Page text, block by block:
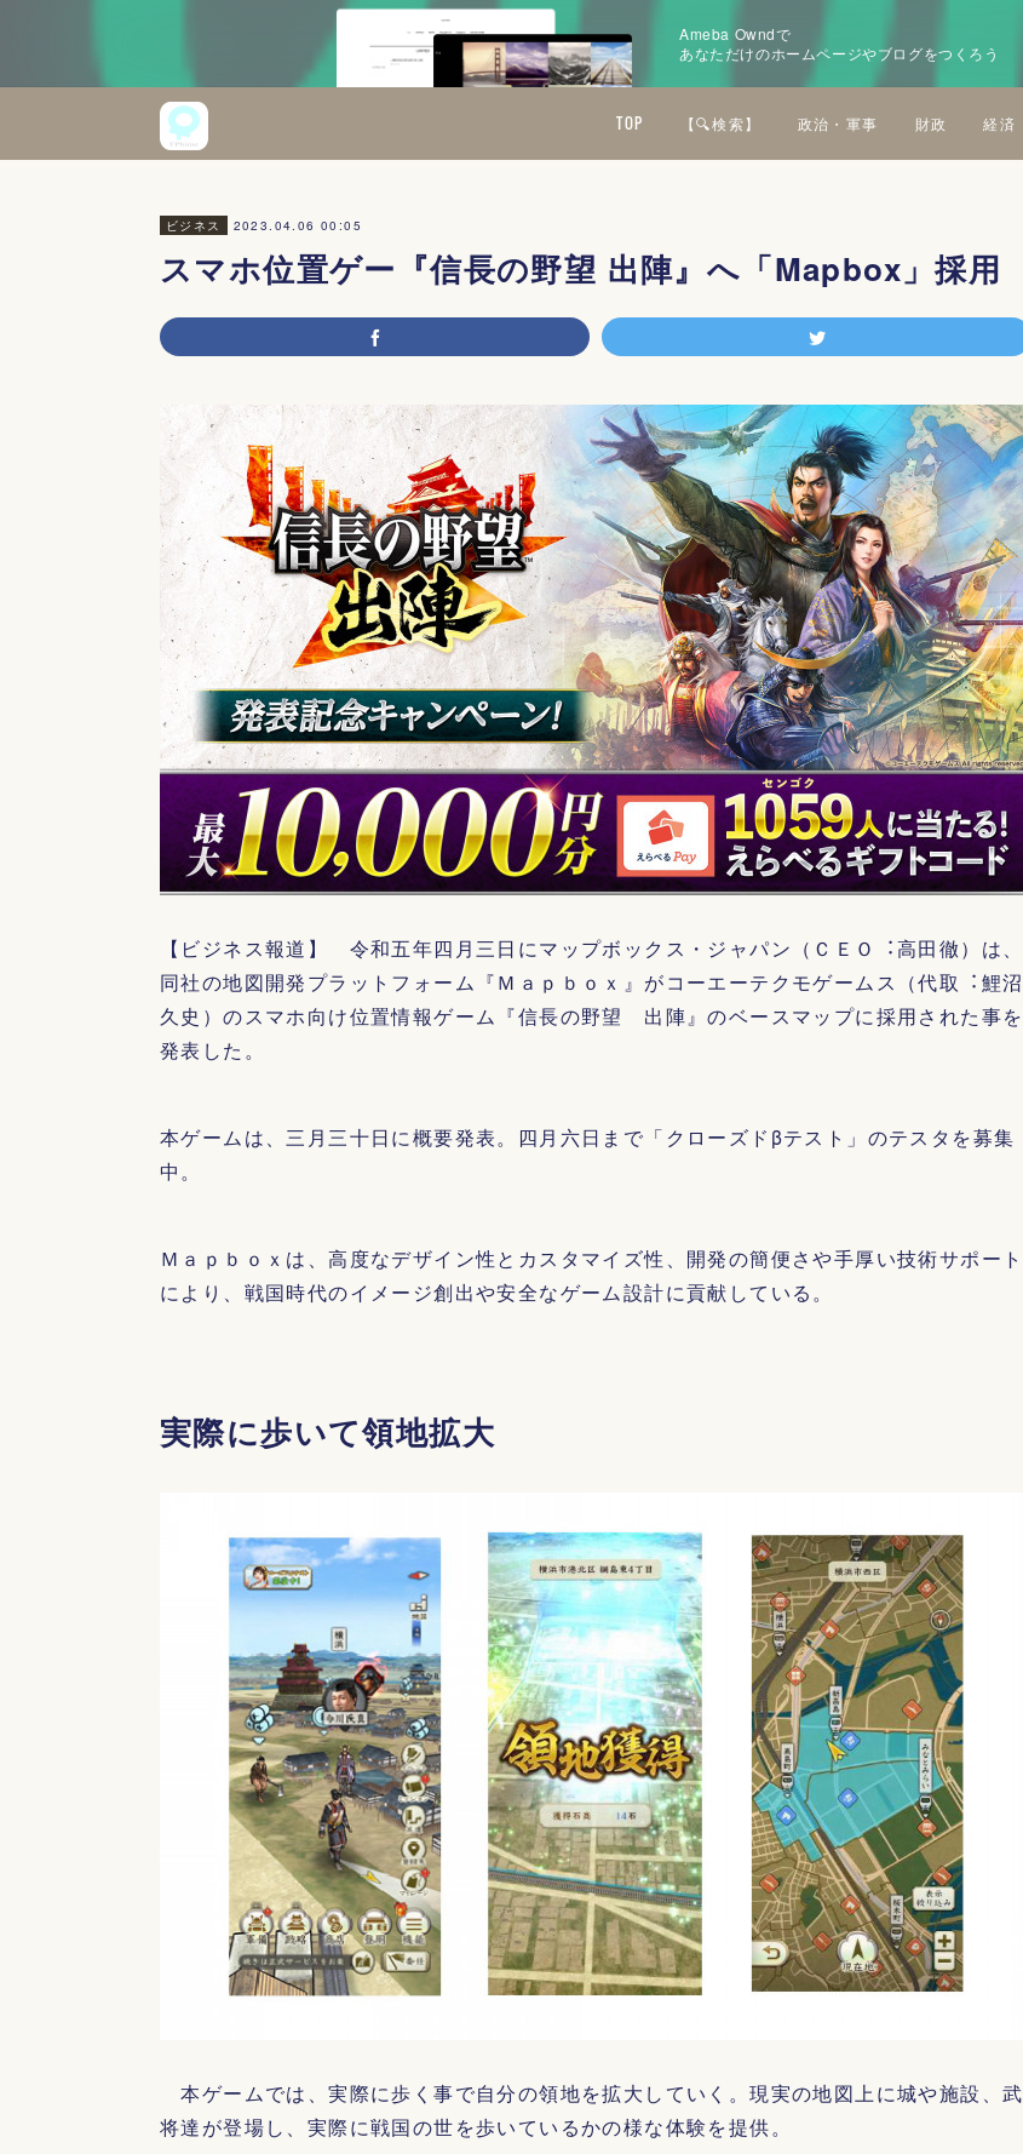
Ameba Owndで
あなただけのホームページやブログをつくろう
TOP 【🔍検索】 政治・軍事 財政 経済
ビジネス 2023.04.06 00:05
スマホ位置ゲー『信長の野望 出陣』へ「Mapbox」採用
【ビジネス報道】 令和五年四月三日にマップボックス・ジャパン（ＣＥＯ︓高田徹）は、
同社の地図開発プラットフォーム『Ｍａｐｂｏｘ』がコーエーテクモゲームス（代取︓鯉沼
久史）のスマホ向け位置情報ゲーム『信長の野望 出陣』のベースマップに採用された事を
発表した。
本ゲームは、三月三十日に概要発表。四月六日まで「クローズドβテスト」のテスタを募集
中。
Ｍａｐｂｏｘは、高度なデザイン性とカスタマイズ性、開発の簡便さや手厚い技術サポート
により、戦国時代のイメージ創出や安全なゲーム設計に貢献している。
実際に歩いて領地拡大
本ゲームでは、実際に歩く事で自分の領地を拡大していく。現実の地図上に城や施設、武
将達が登場し、実際に戦国の世を歩いているかの様な体験を提供。